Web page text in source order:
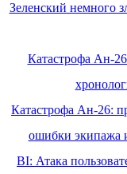
Зеленский немного
Катастрофа Ан-
Катастрофа Ан-26:
ошибки экипажа
BI: Атака